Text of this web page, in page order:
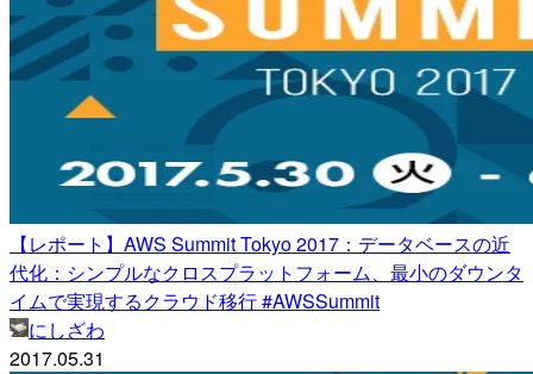
【レポート】AWS Summit Tokyo 2017：データベースの近
代化：シンプルなクロスプラットフォーム、最小のダウンタ
イムで実現するクラウド移行 #AWSSummit
にしざわ
2017.05.31